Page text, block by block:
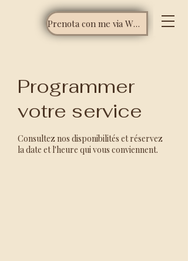
Prenota con me via WhatsApp
Programmer
votre service
Consultez nos disponibilités et réservez
la date et l'heure qui vous conviennent.